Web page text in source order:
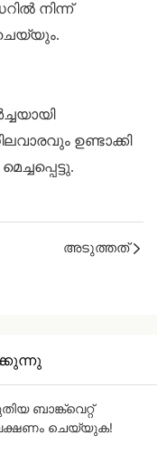
നിന്ന്
ഉണ്ടാക്കി
അടുത്തത്
ബാങ്ക്വെറ്റ്
ചെയ്യുക!